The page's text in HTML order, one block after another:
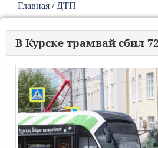
Главная / ДТП
В Курске трамвай сбил